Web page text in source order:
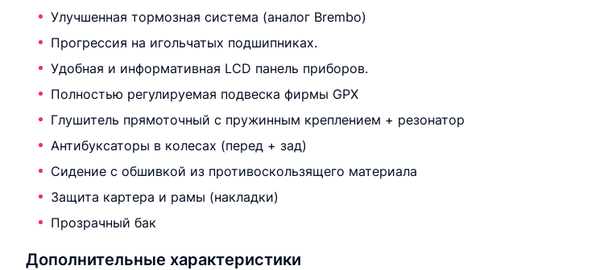
Улучшенная тормозная система (аналог Brembo)
Прогрессия на игольчатых подшипниках.
Удобная и информативная LCD панель приборов.
Полностью регулируемая подвеска фирмы GPX
Глушитель прямоточный с пружинным креплением + резонатор
Антибуксаторы в колесах (перед + зад)
Сидение с обшивкой из противоскользящего материала
Защита картера и рамы (накладки)
Прозрачный бак
Дополнительные характеристики